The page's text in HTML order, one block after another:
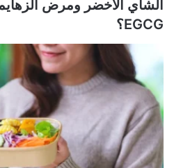
الشاي الأخضر ومرض
EGCG؟